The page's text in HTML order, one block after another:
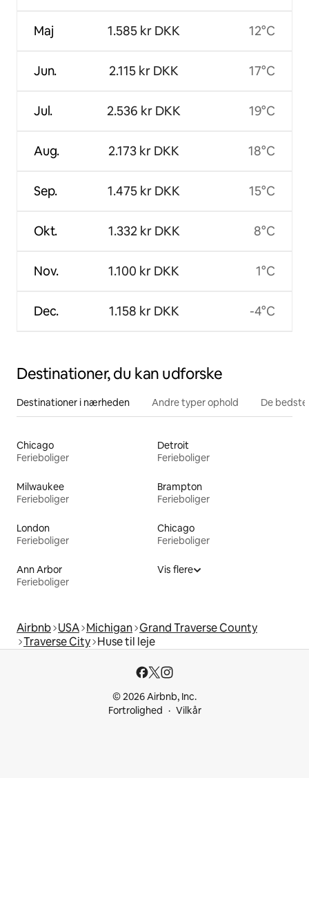
Maj
Jun.
Jul.
Aug.
Sep.
Okt.
Nov.
Dec.
1.585 kr DKK
2.115 kr DKK
2.536 kr DKK
2.173 kr DKK
1.475 kr DKK
1.332 kr DKK
1.100 kr DKK
1.158 kr DKK
12°C
17°C
19°C
18°C
15°C
8°C
1°C
-4°C
Destinationer, du kan udforske
Destinationer i nærheden Andre typer ophold De
Chicago
Ferieboliger
Detroit
Ferieboliger
Milwaukee
Ferieboliger
Brampton
Ferieboliger
London
Ferieboliger
Chicago
Ferieboliger
Ann Arbor
Ferieboliger
Vis flere
Airbnb USA Michigan Grand Traverse County
Traverse City Huse til leje
© 2026 Airbnb, Inc.
Fortrolighed
Vilkår